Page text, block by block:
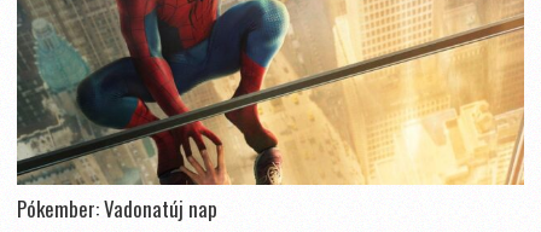
Pókember: Vadonatúj nap